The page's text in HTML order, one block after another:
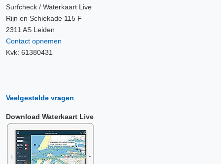
Surfcheck / Waterkaart Live
Rijn en Schiekade 115 F
2311 AS Leiden
Contact opnemen
Kvk: 61380431
Veelgestelde vragen
Download Waterkaart Live